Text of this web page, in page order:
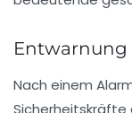
Entwarnung
Nach einem
Sicherheitskräfte